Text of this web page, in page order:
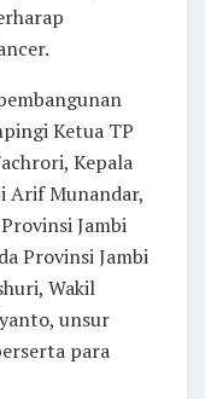
Ketua TP
Kepala
Arif Munandar,
Jambi
Provinsi Jambi
Wakil
unsur
para